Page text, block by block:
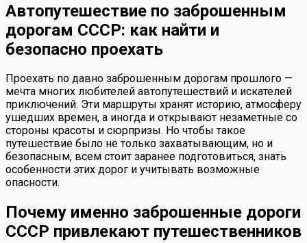
Автопутешествие по заброшенным
дорогам СССР: как найти и
безопасно проехать
Проехать по давно заброшенным дорогам прошлого —
мечта многих любителей автопутешествий и искателей
приключений. Эти маршруты хранят историю, атмосферу
ушедших времен, а иногда и открывают незаметные со
стороны красоты и сюрпризы. Но чтобы такое
путешествие было не только захватывающим, но и
безопасным, всем стоит заранее подготовиться, знать
особенности этих дорог и учитывать возможные
опасности.
Почему именно заброшенные дороги
СССР привлекают путешественников